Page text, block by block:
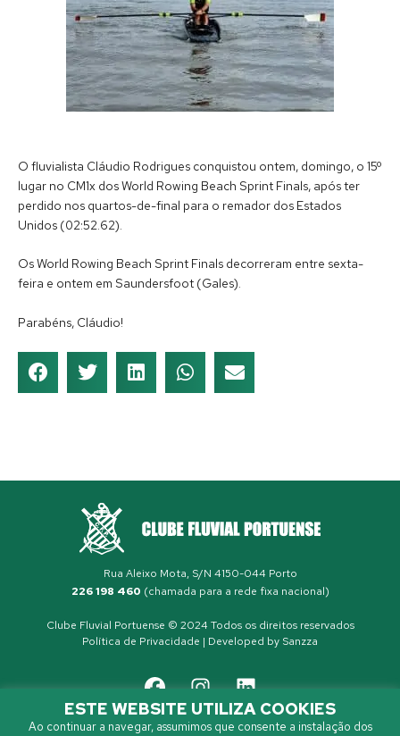
O fluvialista Cláudio Rodrigues conquistou ontem, domingo, o 15º
lugar no CM1x dos World Rowing Beach Sprint Finals, após ter
perdido nos quartos-de-final para o remador dos Estados
Unidos (02:52.62).
Os World Rowing Beach Sprint Finals decorreram entre sexta-
feira e ontem em Saundersfoot (Gales).
Parabéns, Cláudio!
Rua Aleixo Mota, S/N 4150-044 Porto
226 198 460 (chamada para a rede fixa nacional)
Clube Fluvial Portuense © 2024 Todos os direitos reservados
Política de Privacidade | Developed by Sanzza
ESTE WEBSITE UTILIZA COOKIES
Ao continuar a navegar, assumimos que consente a instalação dos